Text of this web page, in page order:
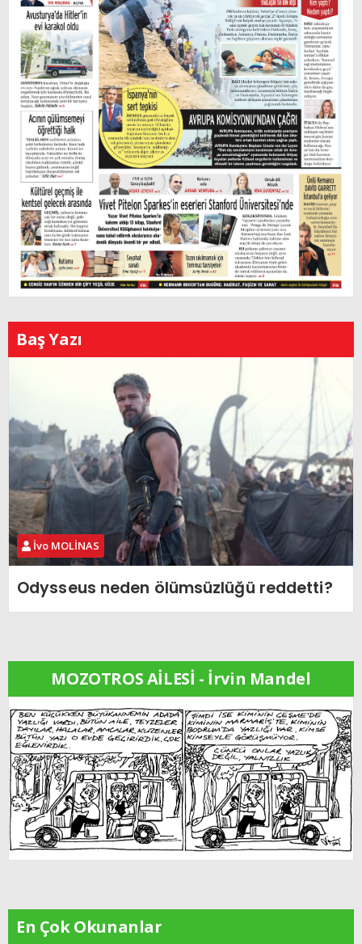
Baş Yazı
İvo MOLİNAS
Odysseus neden ölümsüzlüğü reddetti?
MOZOTROS AİLESİ - İrvin Mandel
En Çok Okunanlar